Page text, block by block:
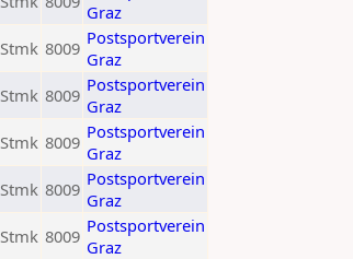
Graz
Stmk 8009 Postsportverein
Graz
Stmk 8009 Postsportverein
Graz
Stmk 8009 Postsportverein
Graz
Stmk 8009 Postsportverein
Graz
Stmk 8009 Postsportverein
Graz